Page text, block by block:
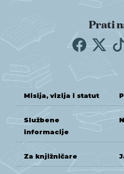
Prati
Misija, vizija i statut
Službene
informacije
Za knjižničare